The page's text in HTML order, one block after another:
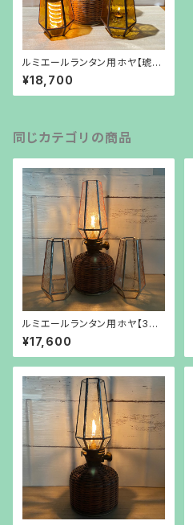
ルミエールランタン用ホヤ【琥
珀】
¥18,700
同じカテゴリの商品
ルミエールランタン用ホヤ【3種
類のガラス】
¥17,600